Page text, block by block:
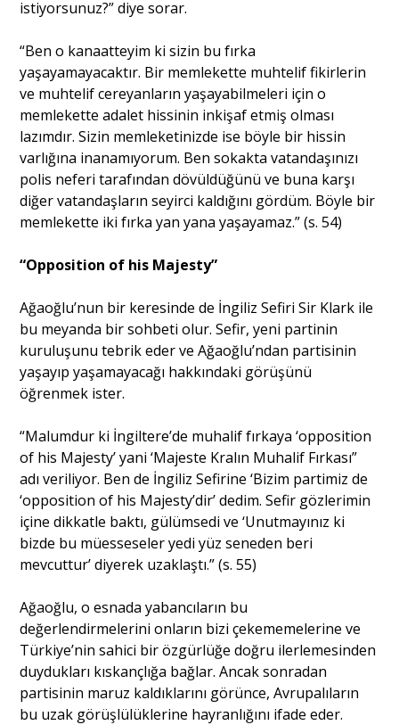
istiyorsunuz?” diye sorar.
“Ben o kanaatteyim ki sizin bu fırka
yaşayamayacaktır. Bir memlekette muhtelif fikirlerin
ve muhtelif cereyanların yaşayabilmeleri için o
memlekette adalet hissinin inkişaf etmiş olması
lazımdır. Sizin memleketinizde ise böyle bir hissin
varlığına inanamıyorum. Ben sokakta vatandaşınızı
polis neferi tarafından dövüldüğünü ve buna karşı
diğer vatandaşların seyirci kaldığını gördüm. Böyle bir
memlekette iki fırka yan yana yaşayamaz.” (s. 54)
“Opposition of his Majesty”
Ağaoğlu’nun bir keresinde de İngiliz Sefiri Sir Klark ile
bu meyanda bir sohbeti olur. Sefir, yeni partinin
kuruluşunu tebrik eder ve Ağaoğlu’ndan partisinin
yaşayıp yaşamayacağı hakkındaki görüşünü
öğrenmek ister.
“Malumdur ki İngiltere’de muhalif fırkaya ‘opposition
of his Majesty’ yani ‘Majeste Kralın Muhalif Fırkası”
adı veriliyor. Ben de İngiliz Sefirine ‘Bizim partimiz de
‘opposition of his Majesty’dir’ dedim. Sefir gözlerimin
içine dikkatle baktı, gülümsedi ve ‘Unutmayınız ki
bizde bu müesseseler yedi yüz seneden beri
mevcuttur’ diyerek uzaklaştı.” (s. 55)
Ağaoğlu, o esnada yabancıların bu
değerlendirmelerini onların bizi çekememelerine ve
Türkiye’nin sahici bir özgürlüğe doğru ilerlemesinden
duydukları kıskançlığa bağlar. Ancak sonradan
partisinin maruz kaldıklarını görünce, Avrupalıların
bu uzak görüşlülüklerine hayranlığını ifade eder.